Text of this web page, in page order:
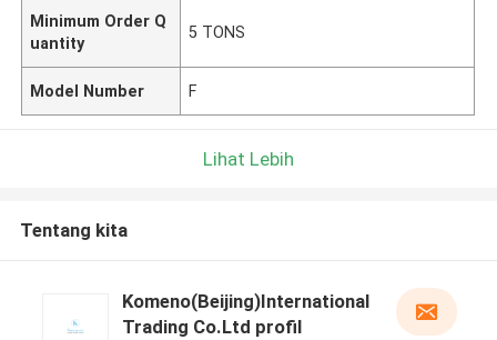
Minimum Order Q
uantity
5 TONS
Model Number F
Lihat Lebih
Tentang kita
Komeno(Beijing)International
Trading Co.Ltd profil